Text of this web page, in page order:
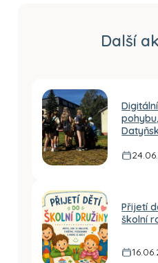
Další
Přijetí
školní